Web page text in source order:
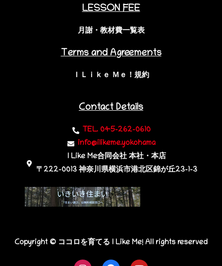
Contact Details
TEL. 045-262-0610
info@ilikeme.yokohama
I Like Me合同会社 本社・本店
〒222-0013 神奈川県横浜市港北区錦が丘23-1-3​
LESSON FEE
月謝・教材費一覧表
Terms and Agreements
ＩＬｉｋｅ Ｍｅ！規約
Copyright © ココロを育てる I Like Me! All rights reserved
I F Y